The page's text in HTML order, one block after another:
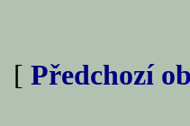
[ Předchozí